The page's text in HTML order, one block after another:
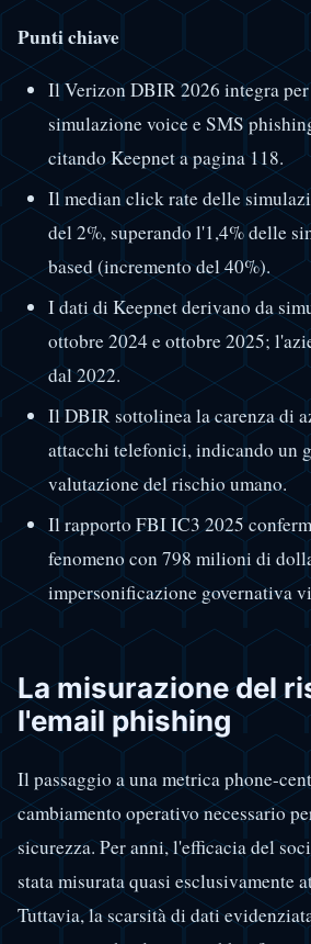
Punti chiave
Il Verizon DBIR 2026 integra
simulazione voice e SMS
citando Keepnet a pagina 118.
Il median click rate delle
del 2%, superando l'1,4% delle
based (incremento del 40%).
I dati di Keepnet derivano da
ottobre 2024 e ottobre 2025;
dal 2022.
Il DBIR sottolinea la carenza di
attacchi telefonici, indicando un
valutazione del rischio umano.
Il rapporto FBI IC3 2025
fenomeno con 798 milioni di
impersonificazione governativa
La misurazione del
l'email phishing
Il passaggio a una metrica phone-
cambiamento operativo necessario
sicurezza. Per anni, l'efficacia del
stata misurata quasi esclusivamente
Tuttavia, la scarsità di dati